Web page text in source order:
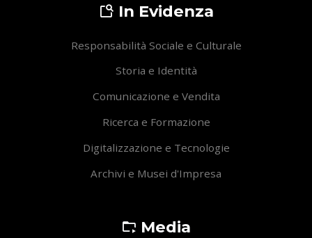
In Evidenza
Responsabilità Sociale e Culturale
Storia e Identità
Comunicazione e Vendita
Ricerca e Formazione
Digitalizzazione e Tecnologie
Archivi e Musei d'Impresa
Media